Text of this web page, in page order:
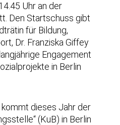
Uhr an der
Den Startschuss gibt
für Bildung,
Dr. Franziska Giffey
Engagement
in Berlin
dieses Jahr der
(KuB) in Berlin